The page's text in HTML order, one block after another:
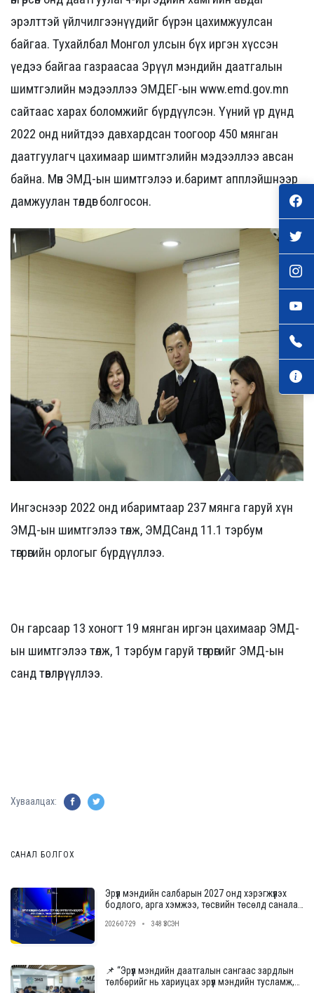
эрэлттэй үйлчилгээнүүдийг бүрэн цахимжуулсан
байгаа. Тухайлбал Монгол улсын бүх иргэн хүссэн
үедээ байгаа газраасаа Эрүүл мэндийн даатгалын
шимтгэлийн мэдээллээ ЭМДЕГ-ын www.emd.gov.mn
сайтаас харах боломжийг бүрдүүлсэн. Үүний үр дүнд
2022 онд нийтдээ давхардсан тоогоор 450 мянган
даатгуулагч цахимаар шимтгэлийн мэдээллээ авсан
байна. Мөн ЭМД-ын шимтгэлээ и.баримт апплэйшнээр
дамжуулан төлдөг болгосон.
Ингэснээр 2022 онд ибаримтаар 237 мянга гаруй хүн
ЭМД-ын шимтгэлээ төлж, ЭМДСанд 11.1 тэрбум
төгрөгийн орлогыг бүрдүүллээ.
Он гарсаар 13 хоногт 19 мянган иргэн цахимаар ЭМД-
ын шимтгэлээ төлж, 1 тэрбум гаруй төгрөгийг ЭМД-ын
санд төвлөрүүллээ.
Хуваалцах:
САНАЛ БОЛГОХ
Эрүүл мэндийн салбарын 2027 онд хэрэгжүүлэх
бодлого, арга хэмжээ, төсвийн төсөлд саналаа
2026-07-29 348 ҮЗСЭН
📌 “Эрүүл мэндийн даатгалын сангаас зардлын
төлбөрийг нь хариуцах эрүүл мэндийн тусламж,